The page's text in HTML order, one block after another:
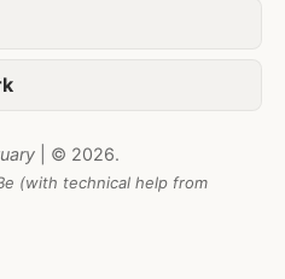
| © 2026.
(with technical help from